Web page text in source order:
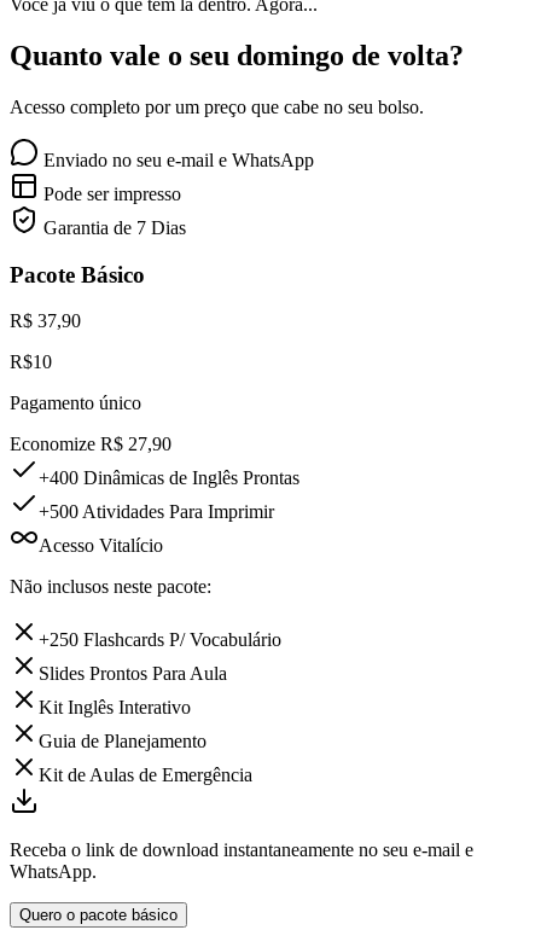
Você já viu o que tem lá dentro. Agora...
Quanto vale o seu domingo de volta?
Acesso completo por um preço que cabe no seu bolso.
Enviado no seu e-mail e WhatsApp
Pode ser impresso
Garantia de 7 Dias
Pacote Básico
R$ 37,90
R$10
Pagamento único
Economize R$ 27,90
+400 Dinâmicas de Inglês Prontas
+500 Atividades Para Imprimir
Acesso Vitalício
Não inclusos neste pacote:
+250 Flashcards P/ Vocabulário
Slides Prontos Para Aula
Kit Inglês Interativo
Guia de Planejamento
Kit de Aulas de Emergência
Receba o link de download instantaneamente no seu e-mail e
WhatsApp.
Quero o pacote básico